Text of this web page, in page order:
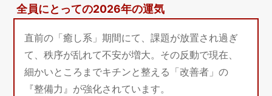
全員にとっての2026年の運気
直前の「癒し系」期間にて、課題が放置され過ぎ
て、秩序が乱れて不安が増大。その反動で現在、
細かいところまでキチンと整える「改善者」の
『整備力』が強化されています。